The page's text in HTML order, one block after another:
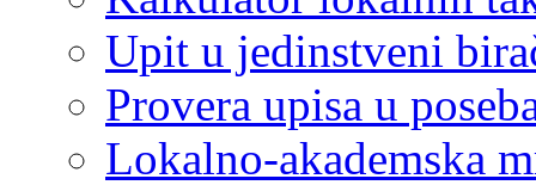
Upit u jedinstveni
Provera upisa u
Lokalno-akademska